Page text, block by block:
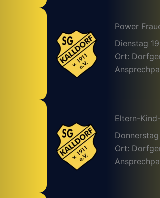
Power
Dienstag
Ort:
Eltern-
Ort: